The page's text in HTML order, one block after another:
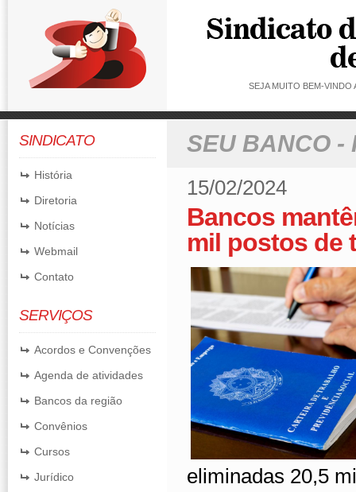
SEJA MUITO BEM-
SINDICATO
História
Diretoria
Notícias
Webmail
Contato
SERVIÇOS
Acordos e Convenções
Agenda de atividades
Bancos da região
Convênios
Cursos
Jurídico
SEU BANCO -
15/02/2024
Bancos
mil postos de
eliminadas 20,5